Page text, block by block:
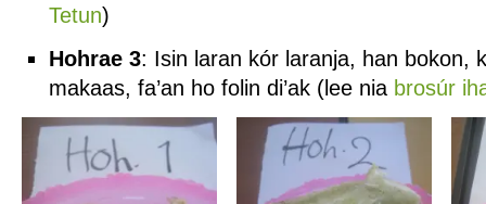
Tetun)
Hohrae 3: Isin laran kór laranja, han bokon,
makaas, fa’an ho folin di’ak (lee nia brosúr